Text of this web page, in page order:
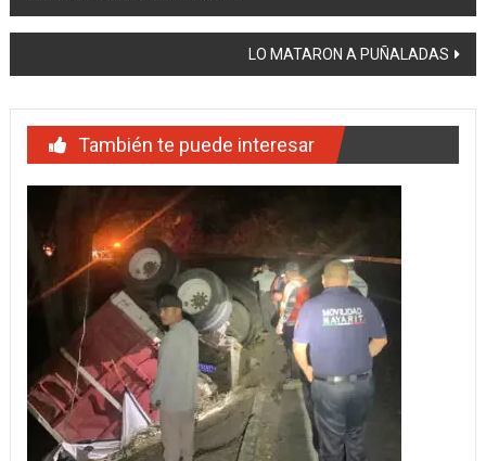
de
LO MATARON A PUÑALADAS
También te puede interesar